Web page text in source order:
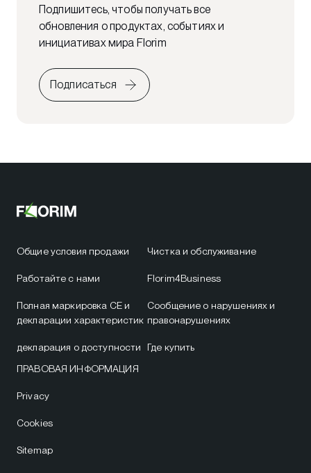
Подпишитесь, чтобы получать все
обновления о продуктах, событиях и
инициативах мира Florim
Подписаться
Общие условия продажи
Работайте с нами
Полная маркировка CE и
декларации характеристик
декларация о доступности
Чистка и обслуживание
Florim4Business
Сообщение о нарушениях и
правонарушениях
Где купить
ПРАВОВАЯ ИНФОРМАЦИЯ
Privacy
Cookies
Sitemap